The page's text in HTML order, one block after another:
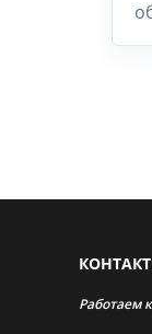
Работаем